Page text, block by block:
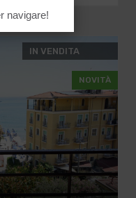
IN VENDITA
NOVITÀ
navigare!